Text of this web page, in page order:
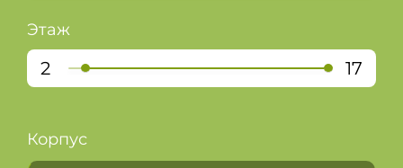
Корпус
Этаж
2 17